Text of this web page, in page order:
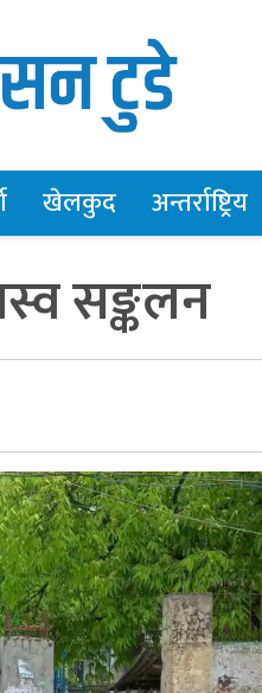
खेलकुद अन्तर्राष्ट्रिय
सङ्कलन